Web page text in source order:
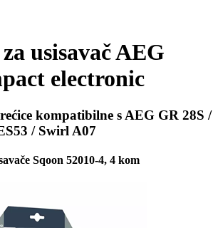
usisavačAEG
electronic
kompatibilne s AEG GR 28S /
/ Swirl A07
Sqoon 52010-4, 4 kom